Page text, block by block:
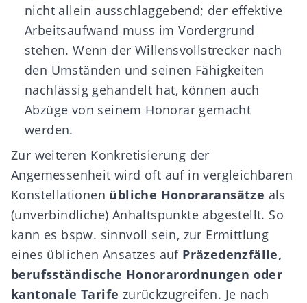
nicht allein ausschlaggebend; der effektive
Arbeitsaufwand muss im Vordergrund
stehen. Wenn der Willensvollstrecker nach
den Umständen und seinen Fähigkeiten
nachlässig gehandelt hat, können auch
Abzüge von seinem Honorar gemacht
werden.
Zur weiteren Konkretisierung der
Angemessenheit wird oft auf in vergleichbaren
Konstellationen übliche Honoraransätze als
(unverbindliche) Anhaltspunkte abgestellt. So
kann es bspw. sinnvoll sein, zur Ermittlung
eines üblichen Ansatzes auf Präzedenzfälle,
berufsständische Honorarordnungen oder
kantonale Tarife zurückzugreifen. Je nach